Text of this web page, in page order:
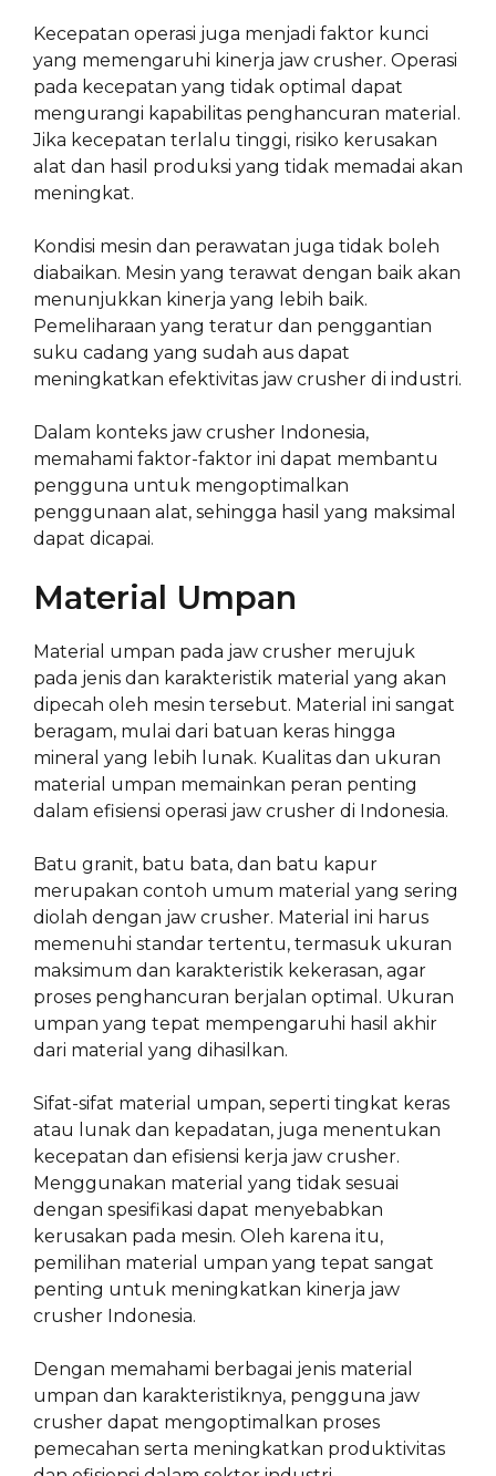
Kecepatan operasi juga menjadi faktor kunci
yang memengaruhi kinerja jaw crusher. Operasi
pada kecepatan yang tidak optimal dapat
mengurangi kapabilitas penghancuran material.
Jika kecepatan terlalu tinggi, risiko kerusakan
alat dan hasil produksi yang tidak memadai akan
meningkat.
Kondisi mesin dan perawatan juga tidak boleh
diabaikan. Mesin yang terawat dengan baik akan
menunjukkan kinerja yang lebih baik.
Pemeliharaan yang teratur dan penggantian
suku cadang yang sudah aus dapat
meningkatkan efektivitas jaw crusher di industri.
Dalam konteks jaw crusher Indonesia,
memahami faktor-faktor ini dapat membantu
pengguna untuk mengoptimalkan
penggunaan alat, sehingga hasil yang maksimal
dapat dicapai.
Material Umpan
Material umpan pada jaw crusher merujuk
pada jenis dan karakteristik material yang akan
dipecah oleh mesin tersebut. Material ini sangat
beragam, mulai dari batuan keras hingga
mineral yang lebih lunak. Kualitas dan ukuran
material umpan memainkan peran penting
dalam efisiensi operasi jaw crusher di Indonesia.
Batu granit, batu bata, dan batu kapur
merupakan contoh umum material yang sering
diolah dengan jaw crusher. Material ini harus
memenuhi standar tertentu, termasuk ukuran
maksimum dan karakteristik kekerasan, agar
proses penghancuran berjalan optimal. Ukuran
umpan yang tepat mempengaruhi hasil akhir
dari material yang dihasilkan.
Sifat-sifat material umpan, seperti tingkat keras
atau lunak dan kepadatan, juga menentukan
kecepatan dan efisiensi kerja jaw crusher.
Menggunakan material yang tidak sesuai
dengan spesifikasi dapat menyebabkan
kerusakan pada mesin. Oleh karena itu,
pemilihan material umpan yang tepat sangat
penting untuk meningkatkan kinerja jaw
crusher Indonesia.
Dengan memahami berbagai jenis material
umpan dan karakteristiknya, pengguna jaw
crusher dapat mengoptimalkan proses
pemecahan serta meningkatkan produktivitas